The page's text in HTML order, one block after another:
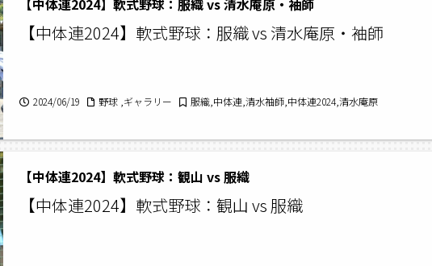
【中体連2024】軟式野球：服織 vs 清水庵原・袖師
【中体連2024】軟式野球：服織 vs 清水庵原・袖師
2024/06/19 野球 ,ギャラリー 服織,中体連,清水袖師,中体連2024,清水庵原
【中体連2024】軟式野球：観山 vs 服織
【中体連2024】軟式野球：観山 vs 服織